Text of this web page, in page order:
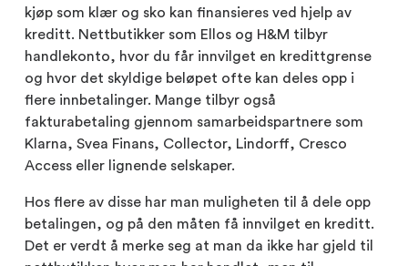
kjøp som klær og sko kan finansieres ved hjelp av
kreditt. Nettbutikker som Ellos og H&M tilbyr
handlekonto, hvor du får innvilget en kredittgrense
og hvor det skyldige beløpet ofte kan deles opp i
flere innbetalinger. Mange tilbyr også
fakturabetaling gjennom samarbeidspartnere som
Klarna, Svea Finans, Collector, Lindorff, Cresco
Access eller lignende selskaper.
Hos flere av disse har man muligheten til å dele opp
betalingen, og på den måten få innvilget en kreditt.
Det er verdt å merke seg at man da ikke har gjeld til